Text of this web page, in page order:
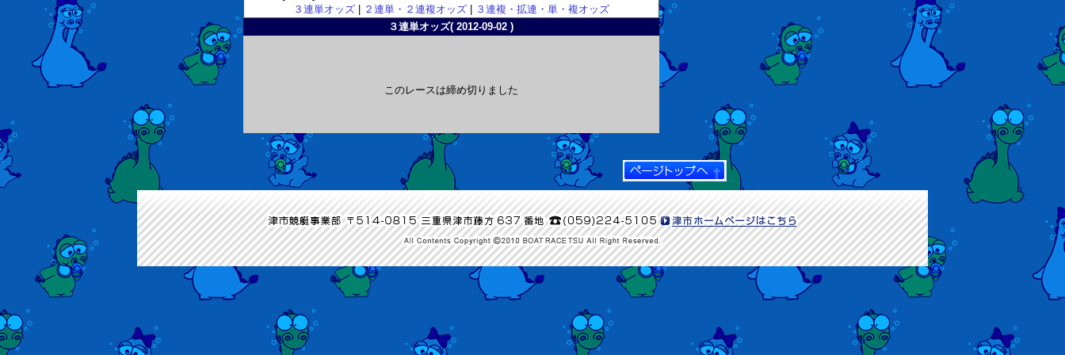
３連単オッズ| ２連単・２連複オッズ|
３連複・拡連・単・複オッズ
３連単オッズ( 2012-09-02 )
このレースは締め切りました